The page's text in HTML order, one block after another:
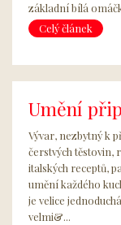
základní bílá
Celý článek
Umění
Vývar, nezbytný k
čerstvých těstovin,
italských receptů,
umění každého
je velice
velmi&...